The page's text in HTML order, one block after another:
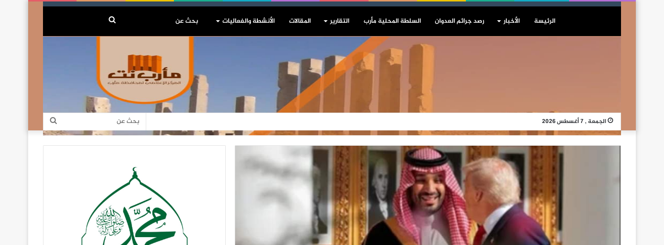
الرئيسة الأخبار رصد جرائم العدوان السلطة المحلية مأرب التقارير المقالات الأنشطة والفعاليات بحث
الجمعة , 7 أغسطس 2026
بحث
عن